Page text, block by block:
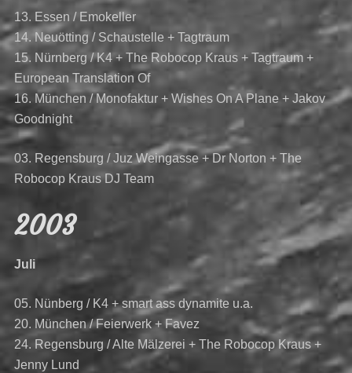
13. Essen / Emokeller
14. Neuötting / Schaustelle + Tagtraum
15. Nürnberg / K4 + The Robocop Kraus + Tagtraum +
European Translation Of
16. München / Monofaktur + Wishes On A Plane + Jakov
Goodnight
03. Regensburg / Juz Weingasse + Dr Norton + The
Robocop Kraus DJ Team
2003
Juli
05. Nünberg / K4 + smart ass dynamite u.a.
20. München / Feierwerk + Favez
24. Regensburg / Alte Mälzerei + The Robocop Kraus +
Jenny Lund